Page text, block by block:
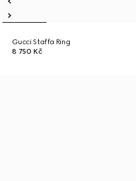
Gucci Staffa Ring
8 750 Kč